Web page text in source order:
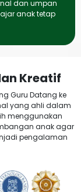
dan umpan
anak tetap
Kreatif
Guru Datang ke
yang ahli dalam
menggunakan
anak agar
pengalaman